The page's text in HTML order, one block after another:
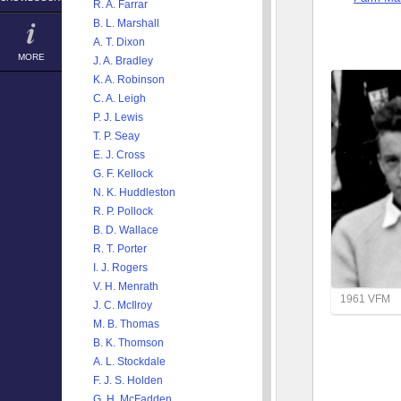
MORE
R. A. Farrar
B. L. Marshall
A. T. Dixon
J. A. Bradley
K. A. Robinson
C. A. Leigh
P. J. Lewis
T. P. Seay
E. J. Cross
G. F. Kellock
N. K. Huddleston
R. P. Pollock
B. D. Wallace
R. T. Porter
I. J. Rogers
V. H. Menrath
J. C. McIlroy
M. B. Thomas
B. K. Thomson
A. L. Stockdale
F. J. S. Holden
1961 VFM